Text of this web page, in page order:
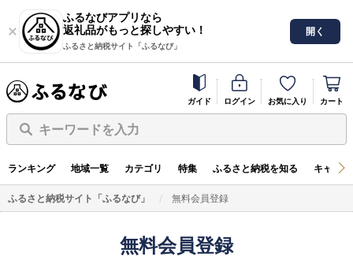
ふるなびアプリなら
返礼品がもっと探しやすい！
ふるさと納税サイト「ふるなび」
開く
ガイド ログイン お気に入り カート
キーワードを入力
ランキング 地域一覧 カテゴリ 特集 ふるさと納税を知る キャン
ふるさと納税サイト「ふるなび」 無料会員登録
無料会員登録